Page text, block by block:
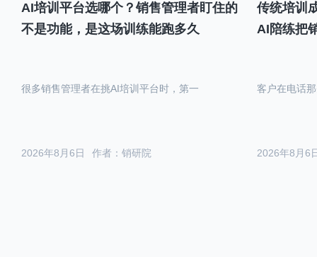
AI培训平台选哪个？销售管理者盯住的
不是功能，是这场训练能跑多久
作者：销研院
2026年8月6日
很多销售管理者在挑AI培训平台时，第一
传统培训
AI陪练把
2026年8月6
客户在电话